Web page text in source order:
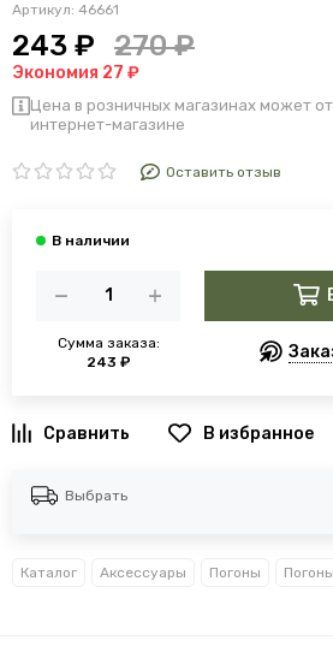
Артикул: 46661
243 ₽ 270 ₽
Экономия 27 ₽
Цена в розничных магазинах может
интернет-магазине
Оставить отзыв
Сумма заказа:
243 ₽
В избранное
Выбрать
Каталог Аксессуары Погоны